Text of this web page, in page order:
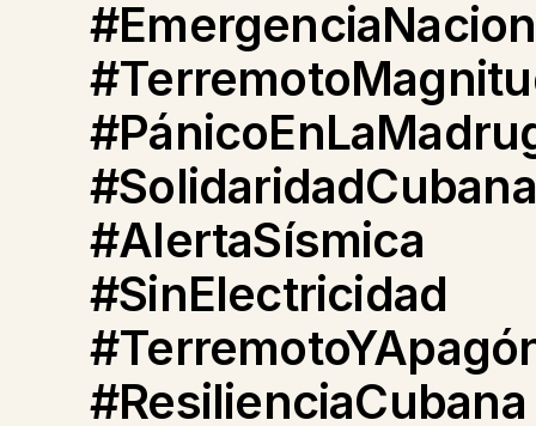
#SolidaridadCubana
#AlertaSísmica
#SinElectricidad
#ResilienciaCubana